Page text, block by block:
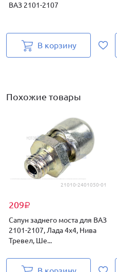
ВАЗ 2101-2107
В корзину
Похожие товары
21010-2401050-01
209₽
Сапун заднего моста для ВАЗ
2101-2107, Лада 4х4, Нива
Тревел, Ше...